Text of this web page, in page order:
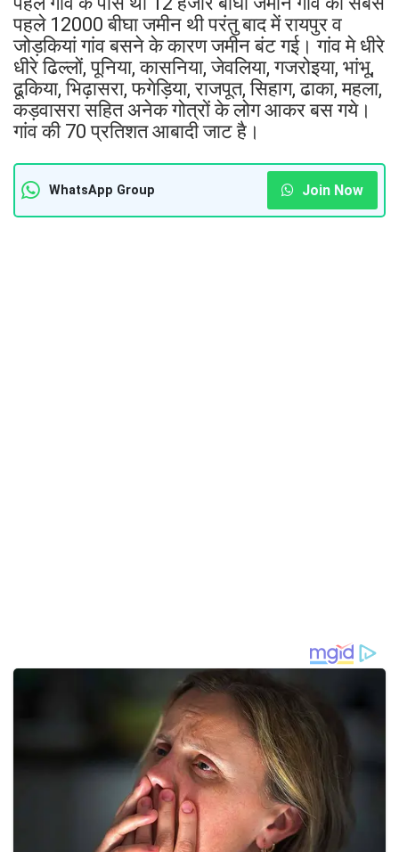
पहले 12000 बीघा जमीन थी परंतु बाद में रायपुर व
जोड़कियां गांव बसने के कारण जमीन बंट गई। गांव मे धीरे
धीरे ढिल्लों, पूनिया, कासनिया, जेवलिया, गजरोइया, भांभू,
ढूकिया, भिढ़ासरा, फगेड़िया, राजपूत, सिहाग, ढाका, महला,
कड़वासरा सहित अनेक गोत्रों के लोग आकर बस गये।
गांव की 70 प्रतिशत आबादी जाट है।
WhatsApp Group Join Now